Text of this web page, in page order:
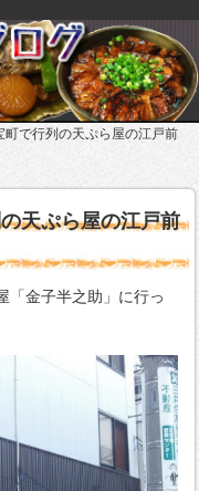
町で行列の天ぷら屋の江戸前
天ぷら屋の江戸前
「金子半之助」に行っ